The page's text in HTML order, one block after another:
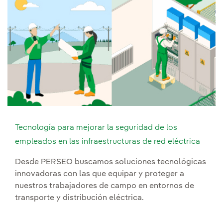
Tecnología para mejorar la seguridad de los
empleados en las infraestructuras de red eléctrica
Desde PERSEO buscamos soluciones tecnológicas
innovadoras con las que equipar y proteger a
nuestros trabajadores de campo en entornos de
transporte y distribución eléctrica.